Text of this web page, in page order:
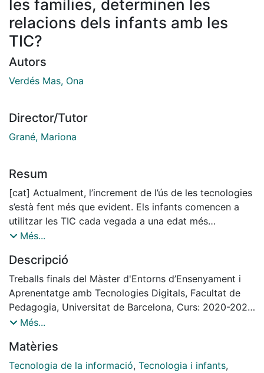
les famílies, determinen les
relacions dels infants amb les
TIC?
Autors
Verdés Mas, Ona
Director/Tutor
Grané, Mariona
Resum
[cat] Actualment, l’increment de l’ús de les tecnologies
s’està fent més que evident. Els infants comencen a
utilitzar les TIC cada vegada a una edat més
primerenca. L’accessibilitat que tenen els infants amb
i a les seves llars (Nacions Unides, 2020). S’afirma en
diversos estudis, que les famílies d’aquests infants són
majoritàriament les responsables que els seus fills i
filles utilitzin aquestes eines, ja que són els
encarregats de proporcionar-los-hi els mitjans per a
que comenta Heredia (2014), citat per Aguilar-Yamuza
et al., (2019), sobretot a la primera etapa de la vida,
Més...
Descripció
Treballs finals del Màster d'Entorns d’Ensenyament i
Aprenentatge amb Tecnologies Digitals, Facultat de
Pedagogia, Universitat de Barcelona, Curs: 2020-2021,
Tutora: Mariona Grané
Més...
Matèries
Tecnologia de la informació, Tecnologia i infants,